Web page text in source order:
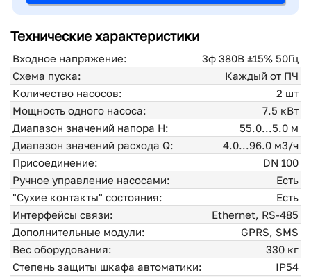
Технические характеристики
Входное напряжение:
3ф 380В ±15% 50Гц
Схема пуска:
Каждый от ПЧ
Количество насосов:
2 шт
Мощность одного насоса:
7.5 кВт
Диапазон значений напора H:
55.0...5.0 м
Диапазон значений расхода Q:
4.0...96.0 м3/ч
Присоединение:
DN 100
Ручное управление насосами:
Есть
"Сухие контакты" состояния:
Есть
Интерфейсы связи:
Ethernet, RS-485
Дополнительные модули:
GPRS, SMS
Вес оборудования:
330 кг
Степень защиты шкафа автоматики:
IP54